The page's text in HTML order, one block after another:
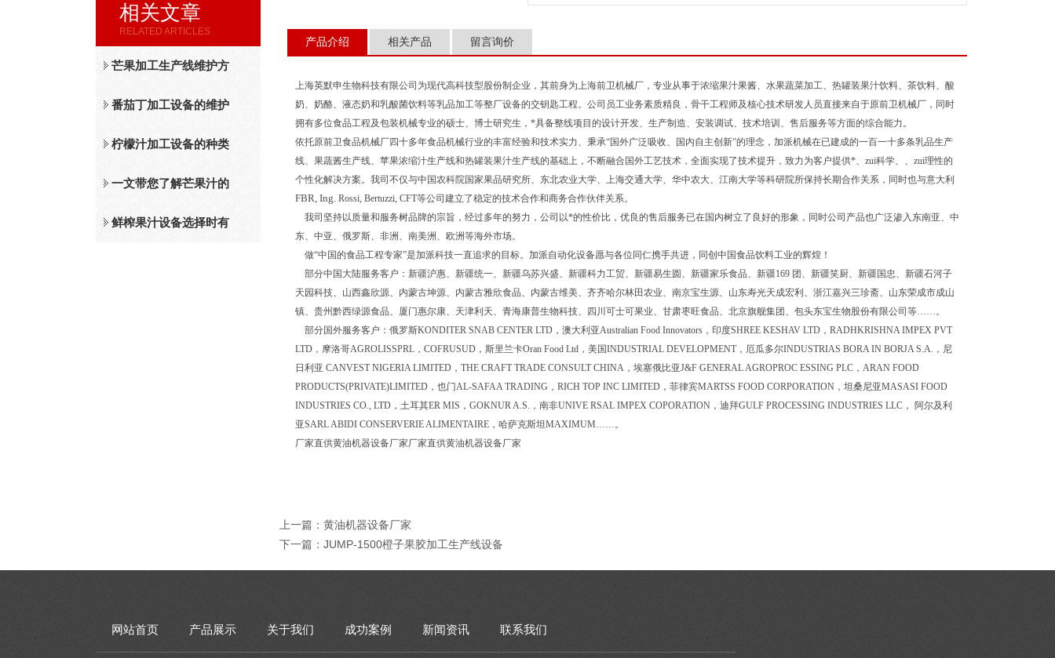
相关文章
RELATED ARTICLES
芒果加工生产线维护方
法
番茄丁加工设备的维护
保养措施分析
柠檬汁加工设备的种类
及工作原理介绍
一文带您了解芒果汁的
整套设备和工作流程
鲜榨果汁设备选择时有
产品介绍 相关产品 留言询价
上海英默申生物科技有限公司为现代高科技型股份制企业，其前身为上海前卫机械厂，专业从事于浓缩果汁果酱、水果蔬菜加工、热罐装果汁饮料、茶饮料、酸
奶、奶酪、液态奶和乳酸菌饮料等乳品加工等整厂设备的交钥匙工程。公司员工业务素质精良，骨干工程师及核心技术研发人员直接来自于原前卫机械厂，同时
拥有多位食品工程及包装机械专业的硕士、博士研究生，*具备整线项目的设计开发、生产制造、安装调试、技术培训、售后服务等方面的综合能力。
依托原前卫食品机械厂四十多年食品机械行业的丰富经验和技术实力、秉承“国外广泛吸收、国内自主创新”的理念，加派机械在已建成的一百一十多条乳品生产
线、果蔬酱生产线、苹果浓缩汁生产线和热罐装果汁生产线的基础上，不断融合国外工艺技术，全面实现了技术提升，致力为客户提供*、zui科学、、zui理性的
个性化解决方案。我司不仅与中国农科院国家果品研究所、东北农业大学、上海交通大学、华中农大、江南大学等科研院所保持长期合作关系，同时也与意大利
FBR, Ing. Rossi, Bertuzzi, CFT等公司建立了稳定的技术合作和商务合作伙伴关系。
我司坚持以质量和服务树品牌的宗旨，经过多年的努力，公司以*的性价比，优良的售后服务已在国内树立了良好的形象，同时公司产品也广泛渗入东南亚、中
东、中亚、俄罗斯、非洲、南美洲、欧洲等海外市场。
做“中国的食品工程专家”是加派科技一直追求的目标。加派自动化设备愿与各位同仁携手共进，同创中国食品饮料工业的辉煌！
部分中国大陆服务客户：新疆沪惠、新疆统一、新疆乌苏兴盛、新疆科力工贸、新疆易生圆、新疆家乐食品、新疆169 团、新疆笑厨、新疆国忠、新疆石河子
天园科技、山西鑫欣源、内蒙古坤源、内蒙古雅欣食品、内蒙古维美、齐齐哈尔林田农业、南京宝生源、山东寿光天成宏利、浙江嘉兴三珍斋、山东荣成市成山
镇、贵州黔西绿源食品、厦门惠尔康、天津利天、青海康普生物科技、四川可士可果业、甘肃枣旺食品、北京旗舰集团、包头东宝生物股份有限公司等……。
部分国外服务客户：俄罗斯KONDITER SNAB CENTER LTD，澳大利亚Australian Food Innovators，印度SHREE KESHAV LTD，RADHKRISHNA IMPEX PVT
LTD，摩洛哥AGROLISSPRL，COFRUSUD，斯里兰卡Oran Food Ltd，美国INDUSTRIAL DEVELOPMENT，厄瓜多尔INDUSTRIAS BORA IN BORJA S.A.，尼
日利亚 CANVEST NIGERIA LIMITED ，THE CRAFT TRADE CONSULT CHINA，埃塞俄比亚J&F GENERAL AGROPROC ESSING PLC，ARAN FOOD
PRODUCTS(PRIVATE)LIMITED，也门AL-SAFAA TRADING，RICH TOP INC LIMITED，菲律宾MARTSS FOOD CORPORATION，坦桑尼亚MASASI FOOD
INDUSTRIES CO., LTD，土耳其ER MIS，GOKNUR A.S.，南非UNIVE RSAL IMPEX COPORATION，迪拜GULF PROCESSING INDUSTRIES LLC， 阿尔及利
亚SARL ABIDI CONSERVERIE ALIMENTAIRE，哈萨克斯坦MAXIMUM……。
厂家直供黄油机器设备厂家厂家直供黄油机器设备厂家
上一篇： 黄油机器设备厂家
下一篇： JUMP-1500橙子果胶加工生产线设备
网站首页 产品展示 关于我们 成功案例 新闻资讯 联系我们